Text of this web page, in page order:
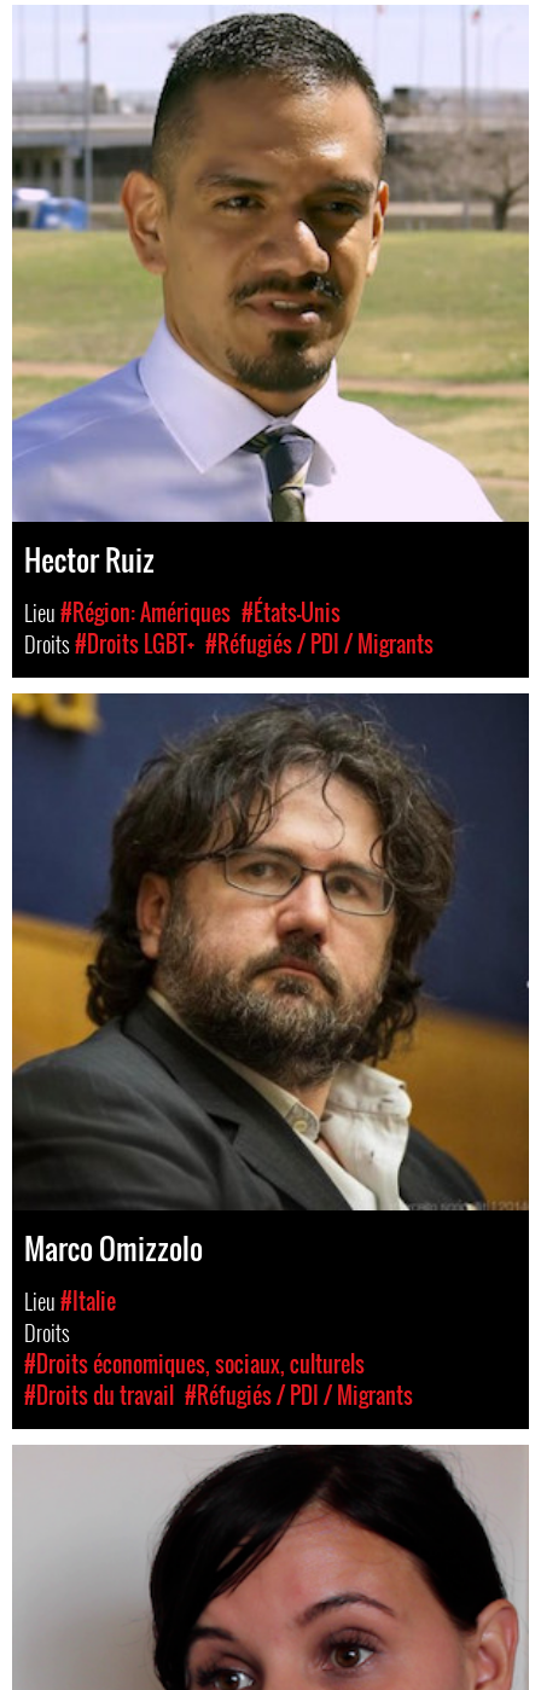
Hector Ruiz
Lieu#Région: Amériques #États-Unis
Droits#Droits LGBT+ #Réfugiés / PDI / Migrants
Marco Omizzolo
Lieu#Italie
Droits
#Droits économiques, sociaux, culturels
#Droits du travail #Réfugiés / PDI / Migrants